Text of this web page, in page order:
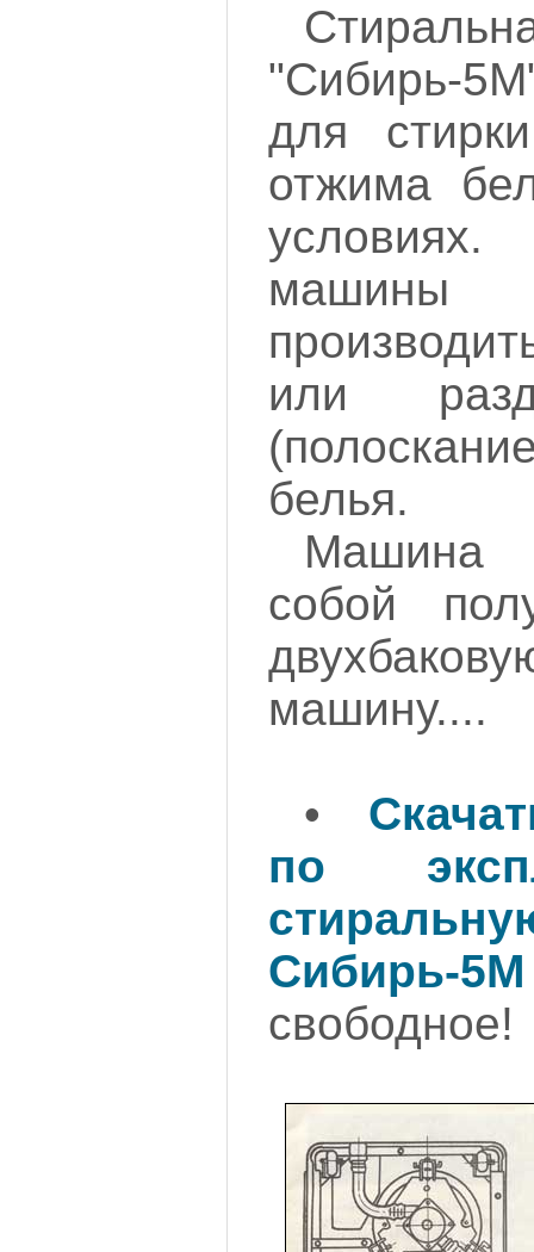
"Сибирь-
для
отжима
машины
или
белья.
Машина
собой
машину....
•
по
Сибирь-5М
свободное!